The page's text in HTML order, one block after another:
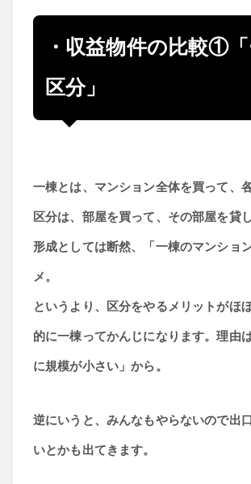
・収益物件の比較①
区分」
一棟とは、マンション全体を買って、
区分は、部屋を買って、その部屋を貸
形成としては断然、「一棟のマンショ
メ。
というより、区分をやるメリットがほ
的に一棟ってかんじになります。理由
に規模が小さい」から。
逆にいうと、みんなもやらないので出
いとかも出てきます。